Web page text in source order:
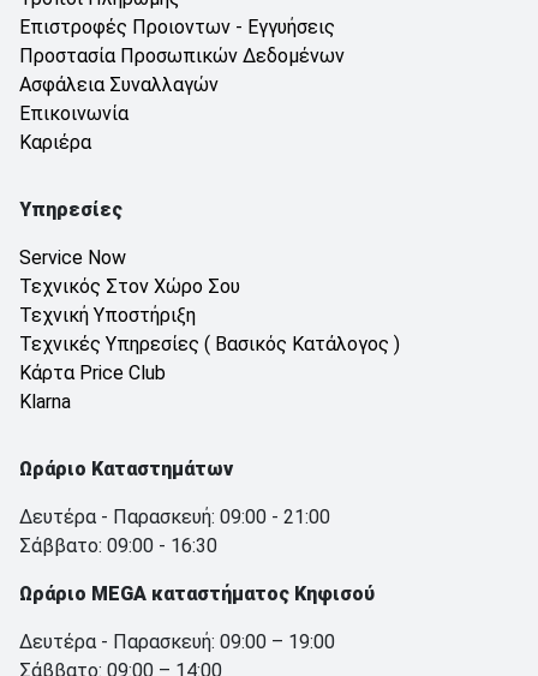
Επιστροφές Προιοντων - Εγγυήσεις
Προστασία Προσωπικών Δεδομένων
Ασφάλεια Συναλλαγών
Επικοινωνία
Καριέρα
Υπηρεσίες
Service Now
Τεχνικός Στον Χώρο Σου
Τεχνική Υποστήριξη
Τεχνικές Υπηρεσίες ( Βασικός Κατάλογος )
Κάρτα Price Club
Klarna
Ωράριο Καταστημάτων
Δευτέρα - Παρασκευή: 09:00 - 21:00
Σάββατο: 09:00 - 16:30
Ωράριο MEGA καταστήματος Κηφισού
Δευτέρα - Παρασκευή: 09:00 – 19:00
Σάββατο: 09:00 – 14:00